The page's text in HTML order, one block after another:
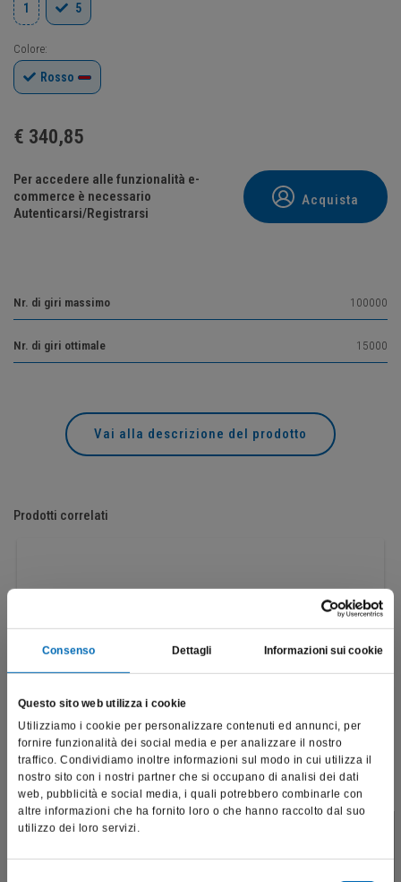
Consenso Dettagli Informazioni sui cookie
Questo sito web utilizza i cookie
Utilizziamo i cookie per personalizzare contenuti ed annunci, per
fornire funzionalità dei social media e per analizzare il nostro
traffico. Condividiamo inoltre informazioni sul modo in cui utilizza il
nostro sito con i nostri partner che si occupano di analisi dei dati
web, pubblicità e social media, i quali potrebbero combinarle con
altre informazioni che ha fornito loro o che hanno raccolto dal suo
utilizzo dei loro servizi.
1
5
Colore:
Rosso
€ 340,85
Per accedere alle funzionalità e-
commerce è necessario
Autenticarsi/Registrarsi
Acquista
Nr. di giri massimo 100000
Nr. di giri ottimale 15000
Vai alla descrizione del prodotto
Prodotti correlati
H129DF
professionali e riporta dati, prodotti e beni sensibili per la